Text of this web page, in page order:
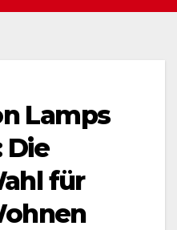
Lamps
Die
für